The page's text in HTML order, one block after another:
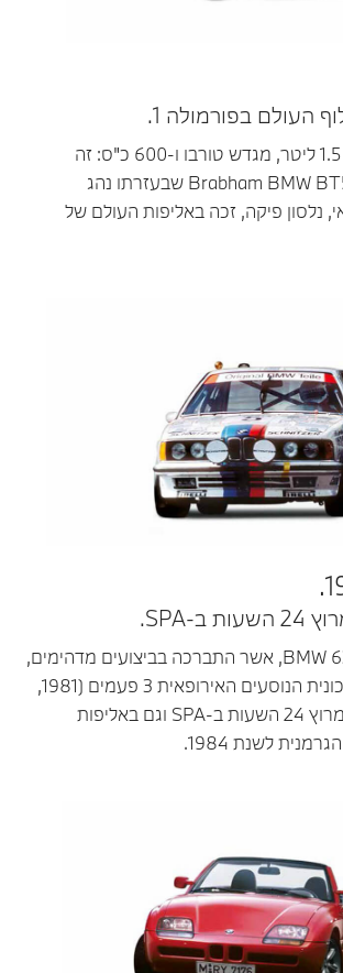
העולם בפורמולה 1.
ארבע צילינדרים, 1.5 ליטר, מגדש טורבו ו-600 כ"ס: זה
המפרט של ה-Brabham BMW BT52 שבעזרתו נהג
נלסון פיקה, זכה באליפות העולם של
ה-BMW 635 CSi Coupé, אשר התברכה בביצועים מדהימים,
זכתה באליפות מכונית הנוסעים האירופאית 3 פעמים (1981‏,
1983 ו-1986), במרוץ 24 השעות ב-SPA וגם באליפות
לשנת 1984.